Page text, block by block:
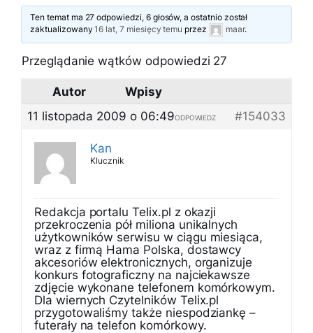
Ten temat ma 27 odpowiedzi, 6 głosów, a ostatnio został
zaktualizowany16 lat, 7 miesięcy temu przez maar.
Przeglądanie wątków odpowiedzi 27
Autor
Wpisy
11 listopada 2009 o 06:49
#154033
ODPOWIEDZ
Kan
Klucznik
Redakcja portalu Telix.pl z okazji
przekroczenia pół miliona unikalnych
użytkowników serwisu w ciągu miesiąca,
wraz z firmą Hama Polska, dostawcy
akcesoriów elektronicznych, organizuje
konkurs fotograficzny na najciekawsze
zdjęcie wykonane telefonem komórkowym.
Dla wiernych Czytelników Telix.pl
przygotowaliśmy także niespodziankę –
futerały na telefon komórkowy.